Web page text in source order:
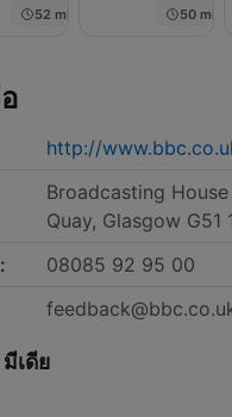
52 min
50 min
http://
Broadcasting
Quay, Glasgow G51
08085 92 95 00
เดีย